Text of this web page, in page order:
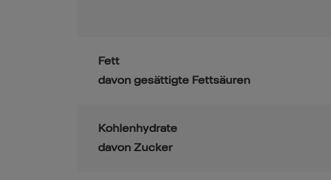
Fett
davon gesättigte Fettsäuren
Kohlenhydrate
davon Zucker